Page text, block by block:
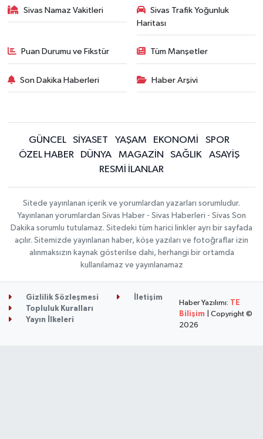
Sivas Namaz Vakitleri
Sivas Trafik Yoğunluk
Haritası
Puan Durumu ve Fikstür Tüm Manşetler
Son Dakika Haberleri Haber Arşivi
GÜNCEL SİYASET YAŞAM EKONOMİ
SPOR
ÖZEL HABER
DÜNYA MAGAZİN SAĞLIK
ASAYİŞ
RESMİ İLANLAR
Sitede yayınlanan içerik ve yorumlardan yazarları sorumludur.
Yayınlanan yorumlardan Sivas Haber - Sivas Haberleri - Sivas Son
Dakika sorumlu tutulamaz. Sitedeki tüm harici linkler ayrı bir sayfada
açılır. Sitemizde yayınlanan haber, köşe yazıları ve fotoğraflar izin
alınmaksızın kaynak gösterilse dahi, herhangi bir ortamda
kullanılamaz ve yayınlanamaz
Gizlilik Sözleşmesi
İletişim
Topluluk Kuralları
Yayın İlkeleri
Haber Yazılımı: TE
Bilişim | Copyright ©
2026